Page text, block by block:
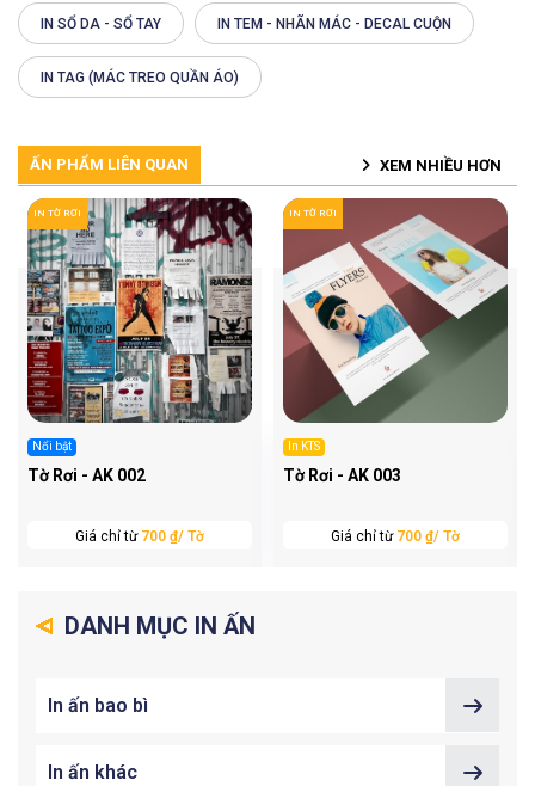
IN SỔ DA - SỔ TAY IN TEM - NHÃN MÁC - DECAL CUỘN
IN TAG (MÁC TREO QUẦN ÁO)
ẤN PHẨM LIÊN QUAN XEM NHIỀU HƠN
IN TỜ RƠI
Nổi bật
Tờ Rơi - AK 002
Giá chỉ từ 700 ₫/ Tờ
IN TỜ RƠI
In KTS
Tờ Rơi - AK 003
Giá chỉ từ 700 ₫/ Tờ
DANH MỤC IN ẤN
In ấn bao bì
In ấn khác